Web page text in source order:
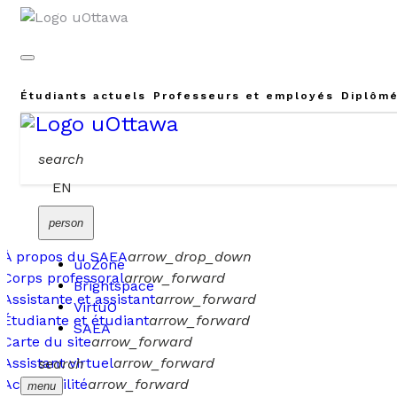
Étudiants actuels Professeurs et employés
search
Sélectionnez votre langue
EN
person
uoZone
Brightspace
VirtuO
SAEA
search
menu
À propos du SAEAarrow_drop_down
Corps professoralarrow_forward
Assistante et assistantarrow_forward
Étudiante et étudiantarrow_forward
Carte du sitearrow_forward
Assistant virtuelarrow_forward
Accessibilitéarrow_forward